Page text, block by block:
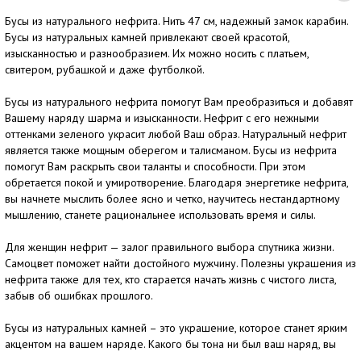
Бусы из натурального нефрита. Нить 47 см, надежный замок карабин.
Бусы из натуральных камней привлекают своей красотой,
изысканностью и разнообразием. Их можно носить с платьем,
свитером, рубашкой и даже футболкой.
Бусы из натурального нефрита помогут Вам преобразиться и добавят
Вашему наряду шарма и изысканности. Нефрит с его нежными
оттенками зеленого украсит любой Ваш образ. Натуральный нефрит
является также мощным оберегом и талисманом. Бусы из нефрита
помогут Вам раскрыть свои таланты и способности. При этом
обретается покой и умиротворение. Благодаря энергетике нефрита,
вы начнете мыслить более ясно и четко, научитесь нестандартному
мышлению, станете рациональнее использовать время и силы.
Для женщин нефрит — залог правильного выбора спутника жизни.
Самоцвет поможет найти достойного мужчину. Полезны украшения из
нефрита также для тех, кто старается начать жизнь с чистого листа,
забыв об ошибках прошлого.
Бусы из натуральных камней – это украшение, которое станет ярким
акцентом на вашем наряде. Какого бы тона ни был ваш наряд, вы